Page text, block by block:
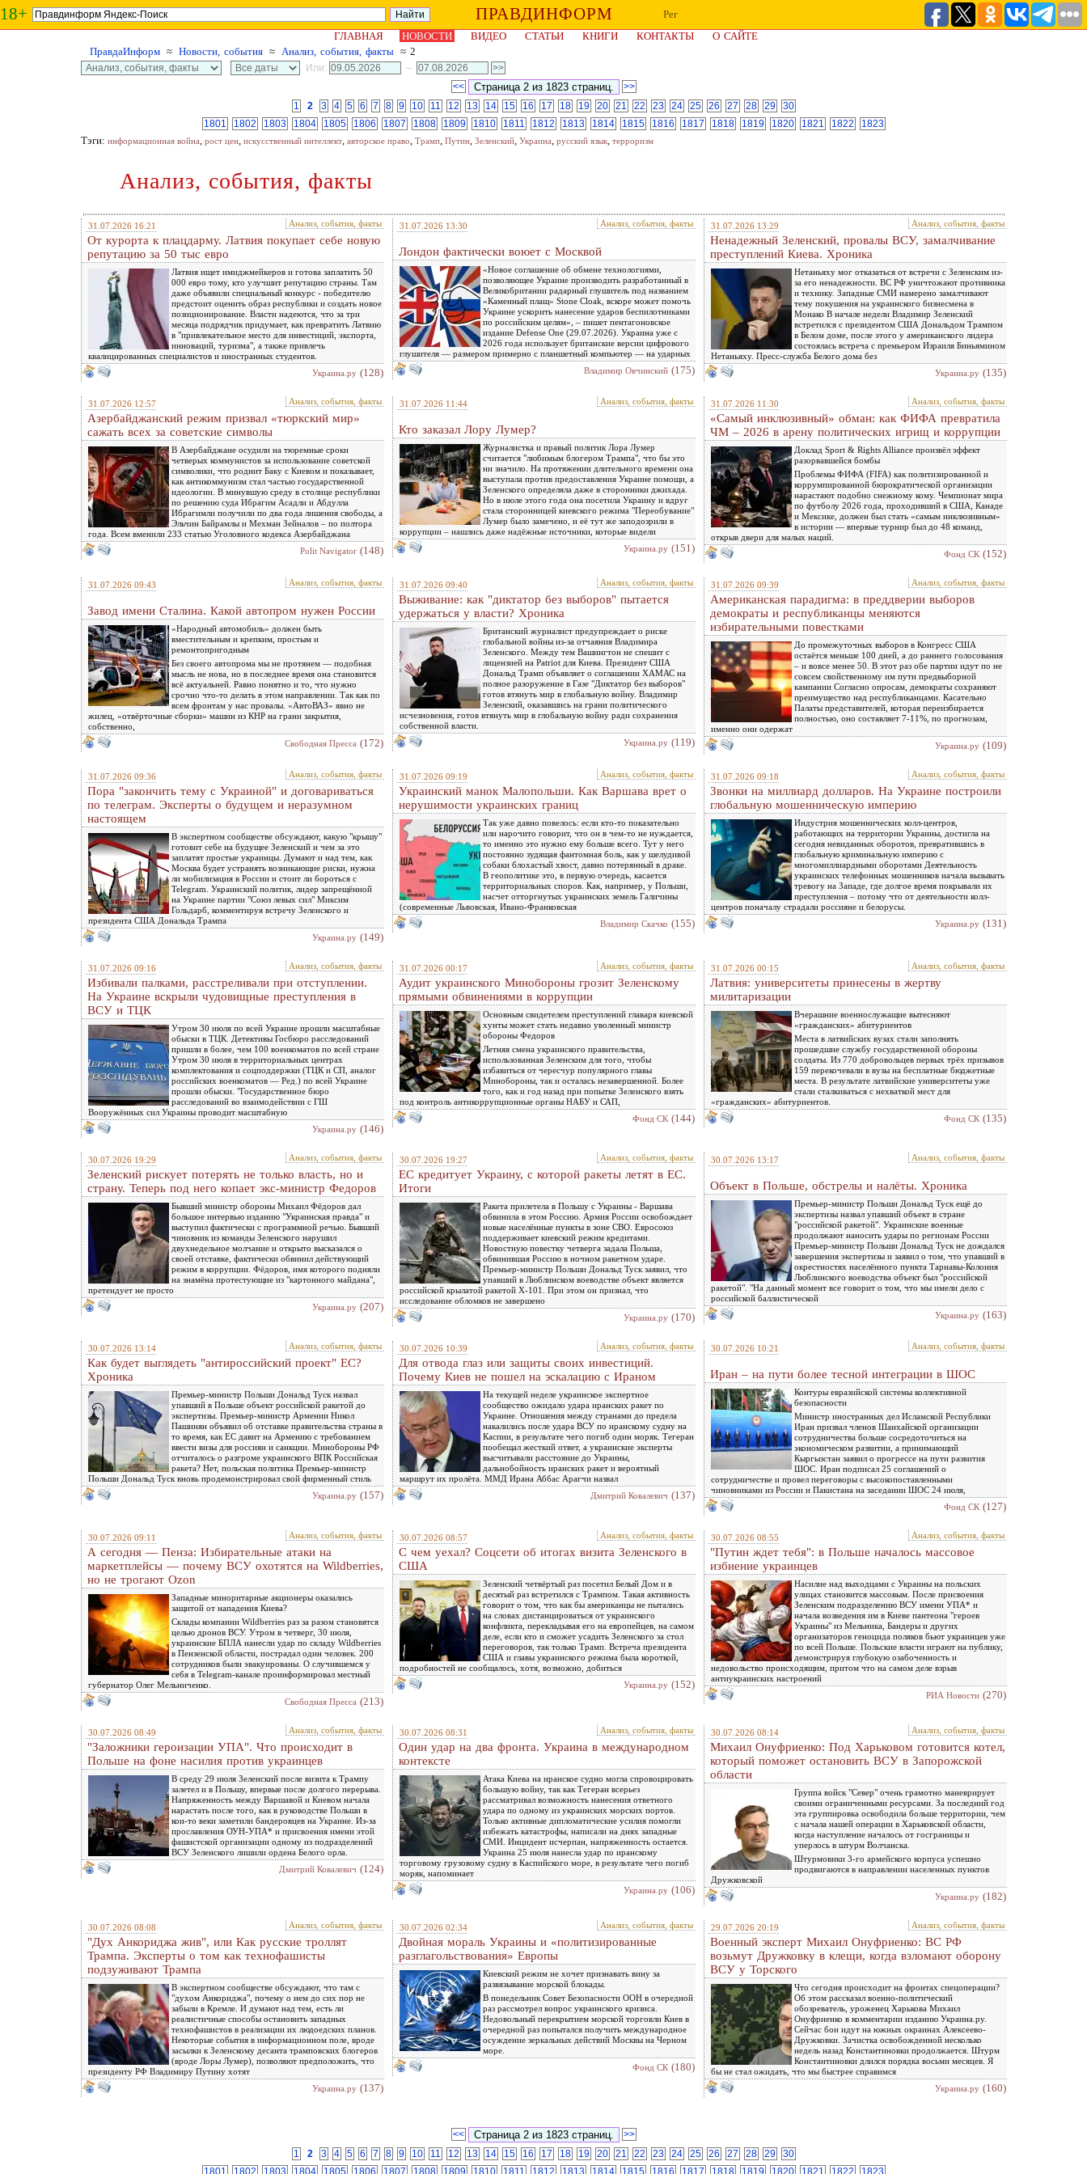
18+ ПРАВДИНФОРМ
Рег
ГЛАВНАЯ
НОВОСТИ ВИДЕО СТАТЬИ КНИГИ КОНТАКТЫ
О САЙТЕ
ПравдаИнформ ≈ Новости, события ≈ Анализ, события, факты ≈ 2
Или:
–
<<
>>
1
2 3 4 5 6 7 8 9 10 11 12 13 14 15 16 17 18 19 20 21 22 23 24 25 26 27 28 29
30
1801
1802 1803 1804 1805 1806 1807 1808 1809 1810 1811 1812 1813 1814 1815 1816 1817 1818 1819 1820 1821 1822 1823
Тэги: информационная война, рост цен, искусственный интеллект, авторское право, Трамп, Путин, Зеленский, Украина, русский язык, терроризм
Анализ, события, факты
31.07.2026 16:21 Анализ, события, факты
От курорта к плацдарму. Латвия покупает себе новую
репутацию за 50 тыс евро
Латвия ищет имиджмейкеров и готова заплатить 50
000 евро тому, кто улучшит репутацию страны. Там
даже объявили специальный конкурс - победителю
предстоит оценить образ республики и создать новое
позиционирование. Власти надеются, что за три
месяца подрядчик придумает, как превратить Латвию
в "привлекательное место для инвестиций, экспорта,
инноваций, туризма", а также привлечь
квалицированных специалистов и иностранных студентов.
Украина.ру (128)
31.07.2026 13:30 Анализ, события, факты
Лондон фактически воюет с Москвой
«Новое соглашение об обмене технологиями,
позволяющее Украине производить разработанный в
Великобритании радарный глушитель под названием
«Каменный плащ» Stone Cloak, вскоре может помочь
Украине ускорить нанесение ударов беспилотниками
по российским целям», – пишет пентагоновское
издание Defense One (29.07.2026). Украина уже с
2026 года использует британские версии цифрового
глушителя — размером примерно с планшетный компьютер — на ударных
Владимир Овчинский (175)
31.07.2026 13:29 Анализ, события, факты
Ненадежный Зеленский, провалы ВСУ, замалчивание
преступлений Киева. Хроника
Нетаньяху мог отказаться от встречи с Зеленским из-
за его ненадежности. ВС РФ уничтожают противника
и технику. Западные СМИ намерено замалчивают
тему покушения на украинского бизнесмена в
Монако В начале недели Владимир Зеленский
встретился с президентом США Дональдом Трампом
в Белом доме, после этого у американского лидера
состоялась встреча с премьером Израиля Биньямином
Нетаньяху. Пресс-служба Белого дома без
Украина.ру (135)
31.07.2026 12:57 Анализ, события, факты
Азербайджанский режим призвал «тюркский мир»
сажать всех за советские символы
В Азербайджане осудили на тюремные сроки
четверых коммунистов за использование советской
символики, что роднит Баку с Киевом и показывает,
как антикоммунизм стал частью государственной
идеологии. В минувшую среду в столице республики
по решению суда Ибрагим Асадли и Абдулла
Ибрагимли получили по два года лишения свободы, а
Эльчин Байрамлы и Мехман Зейналов – по полтора
года. Всем вменили 233 статью Уголовного кодекса Азербайджана
Polit Navigator (148)
31.07.2026 11:44 Анализ, события, факты
Кто заказал Лору Лумер?
Журналистка и правый политик Лора Лумер
считается "любимым блогером Трампа", что бы это
ни значило. На протяжении длительного времени она
выступала против предоставления Украине помощи, а
Зеленского определяла даже в сторонники джихада.
Но в июле этого года она посетила Украину и вдруг
стала сторонницей киевского режима "Переобувание"
Лумер было замечено, и её тут же заподозрили в
коррупции – нашлись даже надёжные источники, которые видели
Украина.ру (151)
31.07.2026 11:30 Анализ, события, факты
«Самый инклюзивный» обман: как ФИФА превратила
ЧМ – 2026 в арену политических игрищ и коррупции
Доклад Sport & Rights Alliance произвёл эффект
разорвавшейся бомбы
Проблемы ФИФА (FIFA) как политизированной и
коррумпированной бюрократической организации
нарастают подобно снежному кому. Чемпионат мира
по футболу 2026 года, проходивший в США, Канаде
и Мексике, должен был стать «самым инклюзивным»
в истории — впервые турнир был до 48 команд,
открыв двери для малых наций.
Фонд СК (152)
31.07.2026 09:43 Анализ, события, факты
Завод имени Сталина. Какой автопром нужен России
«Народный автомобиль» должен быть
вместительным и крепким, простым и
ремонтопригодным
Без своего автопрома мы не протянем — подобная
мысль не нова, но в последнее время она становится
всё актуальней. Равно понятно и то, что нужно
срочно что-то делать в этом направлении. Так как по
всем фронтам у нас провалы. «АвтоВАЗ» явно не
жилец, «отвёрточные сборки» машин из КНР на грани закрытия,
собственно,
Свободная Пресса (172)
31.07.2026 09:40 Анализ, события, факты
Выживание: как "диктатор без выборов" пытается
удержаться у власти? Хроника
Британский журналист предупреждает о риске
глобальной войны из-за отчаяния Владимира
Зеленского. Между тем Вашингтон не спешит с
лицензией на Patriot для Киева. Президент США
Дональд Трамп объявляет о соглашении ХАМАС на
полное разоружение в Газе "Диктатор без выборов"
готов втянуть мир в глобальную войну. Владимир
Зеленский, оказавшись на грани политического
исчезновения, готов втянуть мир в глобальную войну ради сохранения
собственной власти.
Украина.ру (119)
31.07.2026 09:39 Анализ, события, факты
Американская парадигма: в преддверии выборов
демократы и республиканцы меняются
избирательными повестками
До промежуточных выборов в Конгресс США
остаётся меньше 100 дней, а до раннего голосования
– и вовсе менее 50. В этот раз обе партии идут по не
совсем свойственному им пути предвыборной
кампании Согласно опросам, демократы сохраняют
преимущество над республиканцами. Касательно
Палаты представителей, которая переизбирается
полностью, оно составляет 7-11%, по прогнозам,
именно они одержат
Украина.ру (109)
31.07.2026 09:36 Анализ, события, факты
Пора "закончить тему с Украиной" и договариваться
по телеграм. Эксперты о будущем и неразумном
настоящем
В экспертном сообществе обсуждают, какую "крышу"
готовит себе на будущее Зеленский и чем за это
заплатят простые украинцы. Думают и над тем, как
Москва будет устранять возникающие риски, нужна
ли мобилизация в России и стоит ли бороться с
Telegram. Украинский политик, лидер запрещённой
на Украине партии "Союз левых сил" Миксим
Гольдарб, комментируя встречу Зеленского и
президента США Дональда Трампа
Украина.ру (149)
31.07.2026 09:19 Анализ, события, факты
Украинский манок Малопольши. Как Варшава врет о
нерушимости украинских границ
Так уже давно повелось: если кто-то показательно
или нарочито говорит, что он в чем-то не нуждается,
то именно это нужно ему больше всего. Тут у него
постоянно зудящая фантомная боль, как у шелудивой
собаки блохастый хвост, давно потерянный в драке.
В геополитике это, в первую очередь, касается
территориальных споров. Как, например, у Польши,
насчет отторгнутых украинских земель Галичины
(современные Львовская, Ивано-Франковская
Владимир Скачко (155)
31.07.2026 09:18 Анализ, события, факты
Звонки на миллиард долларов. На Украине построили
глобальную мошенническую империю
Индустрия мошеннических колл-центров,
работающих на территории Украины, достигла на
сегодня невиданных оборотов, превратившись в
глобальную криминальную империю с
многомиллиардными оборотами Деятельность
украинских телефонных мошенников начала вызывать
тревогу на Западе, где долгое время покрывали их
преступления – потому что от деятельности колл-
центров поначалу страдали россияне и белорусы.
Украина.ру (131)
31.07.2026 09:16 Анализ, события, факты
Избивали палками, расстреливали при отступлении.
На Украине вскрыли чудовищные преступления в
ВСУ и ТЦК
Утром 30 июля по всей Украине прошли масштабные
обыски в ТЦК. Детективы Госбюро расследований
пришли в более, чем 100 военкоматов по всей стране
Утром 30 июля в территориальных центрах
комплектования и соцподдержки (ТЦК и СП, аналог
российских военкоматов — Ред.) по всей Украине
прошли обыски. "Государственное бюро
расследований во взаимодействии с ГШ
Вооружённых сил Украины проводит масштабную
Украина.ру (146)
31.07.2026 00:17 Анализ, события, факты
Аудит украинского Минобороны грозит Зеленскому
прямыми обвинениями в коррупции
Основным свидетелем преступлений главаря киевской
хунты может стать недавно уволенный министр
обороны Федоров
Летняя смена украинского правительства,
использованная Зеленским для того, чтобы
избавиться от чересчур популярного главы
Минобороны, так и осталась незавершенной. Более
того, как и год назад при попытке Зеленского взять
под контроль антикоррупционные органы НАБУ и САП,
Фонд СК (144)
31.07.2026 00:15 Анализ, события, факты
Латвия: университеты принесены в жертву
милитаризации
Вчерашние военнослужащие вытесняют
«гражданских» абитуриентов
Места в латвийских вузах стали заполнять
прошедшие службу государственной обороны
солдаты. Из 770 добровольцев первых трёх призывов
159 перекочевали в вузы на бесплатные бюджетные
места. В результате латвийские университеты уже
стали сталкиваться с нехваткой мест для
«гражданских» абитуриентов.
Фонд СК (135)
30.07.2026 19:29 Анализ, события, факты
Зеленский рискует потерять не только власть, но и
страну. Теперь под него копает экс-министр Федоров
Бывший министр обороны Михаил Фёдоров дал
большое интервью изданию "Украинская правда" и
выступил фактически с программной речью. Бывший
чиновник из команды Зеленского нарушил
двухнедельное молчание и открыто высказался о
своей отставке, фактически обвинил действующий
режим в коррупции. Фёдоров, имя которого подняли
на знамёна протестующие из "картонного майдана",
претендует не просто
Украина.ру (207)
30.07.2026 19:27 Анализ, события, факты
ЕС кредитует Украину, с которой ракеты летят в ЕС.
Итоги
Ракета прилетела в Польшу с Украины - Варшава
обвинила в этом Россию. Армия России освобождает
новые населённые пункты в зоне СВО. Евросоюз
поддерживает киевский режим кредитами.
Новостную повестку четверга задала Польша,
обвинившая Россию в ночном ракетном ударе.
Премьер-министр Польши Дональд Туск заявил, что
упавший в Люблинском воеводстве объект является
российской крылатой ракетой Х-101. При этом он признал, что
исследование обломков не завершено
Украина.ру (170)
30.07.2026 13:17 Анализ, события, факты
Объект в Польше, обстрелы и налёты. Хроника
Премьер-министр Польши Дональд Туск ещё до
экспертизы назвал упавший объект в стране
"российской ракетой". Украинские военные
продолжают наносить удары по регионам России
Премьер-министр Польши Дональд Туск не дождался
завершения экспертизы и заявил о том, что упавший в
окрестностях населённого пункта Тарнавы-Колония
Люблинского воеводства объект был "российской
ракетой". "На данный момент все говорит о том, что мы имели дело с
российской баллистической
Украина.ру (163)
30.07.2026 13:14 Анализ, события, факты
Как будет выглядеть "антироссийский проект" ЕС?
Хроника
Премьер-министр Польши Дональд Туск назвал
упавший в Польше объект российской ракетой до
экспертизы. Премьер-министр Армении Никол
Пашинян объявил об отставке правительства страны в
то время, как ЕС давит на Армению с требованием
ввести визы для россиян и санкции. Минобороны РФ
отчиталось о разгроме украинского ВПК Российская
ракета? Нет, польская политика Премьер-министр
Польши Дональд Туск вновь продемонстрировал свой фирменный стиль
Украина.ру (157)
30.07.2026 10:39 Анализ, события, факты
Для отвода глаз или защиты своих инвестиций.
Почему Киев не пошел на эскалацию с Ираном
На текущей неделе украинское экспертное
сообщество ожидало удара иранских ракет по
Украине. Отношения между странами до предела
накалились после удара ВСУ по иранскому судну на
Каспии, в результате чего погиб один моряк. Тегеран
пообещал жесткий ответ, а украинские эксперты
высчитывали расстояние до Украины,
дальнобойность иранских ракет и вероятный
маршрут их пролёта. ММД Ирана Аббас Арагчи назвал
Дмитрий Ковалевич (137)
30.07.2026 10:21 Анализ, события, факты
Иран – на пути более тесной интеграции в ШОС
Контуры евразийской системы коллективной
безопасности
Министр иностранных дел Исламской Республики
Иран призвал членов Шанхайской организации
сотрудничества больше сосредоточиться на
экономическом развитии, а принимающий
Кыргызстан заявил о прогрессе на пути развития
ШОС. Иран подписал 25 соглашений о
сотрудничестве и провел переговоры с высокопоставленными
чиновниками из России и Пакистана на заседании ШОС 24 июля,
Фонд СК (127)
30.07.2026 09:11 Анализ, события, факты
А сегодня — Пенза: Избирательные атаки на
маркетплейсы — почему ВСУ охотятся на Wildberries,
но не трогают Оzon
Западные миноритарные акционеры оказались
защитой от нападения Киева?
Склады компании Wildberries раз за разом становятся
целью дронов ВСУ. Утром в четверг, 30 июля,
украинские БПЛА нанесли удар по складу Wildberries
в Пензенской области, пострадал один человек. 200
сотрудников были эвакуированы. О случившемся у
себя в Telegram-канале проинформировал местный
губернатор Олег Мельниченко.
Свободная Пресса (213)
30.07.2026 08:57 Анализ, события, факты
С чем уехал? Соцсети об итогах визита Зеленского в
США
Зеленский четвёртый раз посетил Белый Дом и в
десятый раз встретился с Трампом. Такая активность
говорит о том, что как бы американцы не пытались
на словах дистанцироваться от украинского
конфликта, перекладывая его на европейцев, на самом
деле, если кто и сможет усадить Зеленского за стол
переговоров, так только Трамп. Встреча президента
США и главы украинского режима была короткой,
подробностей не сообщалось, хотя, возможно, добиться
Украина.ру (152)
30.07.2026 08:55 Анализ, события, факты
"Путин ждет тебя": в Польше началось массовое
избиение украинцев
Насилие над выходцами с Украины на польских
улицах становится массовым. После присвоения
Зеленским подразделению ВСУ имени УПА* и
начала возведения им в Киеве пантеона "героев
Украины" из Мельника, Бандеры и других
организаторов геноцида поляков бьют украинцев уже
по всей Польше. Польские власти играют на публику,
демонстрируя глубокую озабоченность и
недовольство происходящим, притом что на самом деле взрыв
антиукраинских настроений
РИА Новости (270)
30.07.2026 08:49 Анализ, события, факты
"Заложники героизации УПА". Что происходит в
Польше на фоне насилия против украинцев
В среду 29 июля Зеленский после визита к Трампу
залетел и в Польшу, впервые после долгого перерыва.
Напряженность между Варшавой и Киевом начала
нарастать после того, как в руководстве Польши в
кои-то веки заметили бандеровцев на Украине. Из-за
прославления ОУН-УПА* и присвоения имени этой
фашистской организации одному из подразделений
ВСУ Зеленского лишили ордена Белого орла.
Дмитрий Ковалевич (124)
30.07.2026 08:31 Анализ, события, факты
Один удар на два фронта. Украина в международном
контексте
Атака Киева на иранское судно могла спровоцировать
большую войну, так как Тегеран всерьез
рассматривал возможность нанесения ответного
удара по одному из украинских морских портов.
Только активные дипломатические усилия помогли
избежать катастрофы, написали на днях западные
СМИ. Инцидент исчерпан, напряженность остается.
Украина 25 июля нанесла удар по иранскому
торговому грузовому судну в Каспийского море, в результате чего погиб
моряк, напоминает
Украина.ру (106)
30.07.2026 08:14 Анализ, события, факты
Михаил Онуфриенко: Под Харьковом готовится котел,
который поможет остановить ВСУ в Запорожской
области
Группа войск "Север" очень грамотно маневрирует
своими ограниченными ресурсами. За последний год
эта группировка освободила больше территории, чем
с начала нашей операции в Харьковской области,
когда наступление началось от госграницы и
уперлось в штурм Волчанска.
Штурмовики 3-го армейского корпуса успешно
продвигаются в направлении населенных пунктов
Дружковской
Украина.ру (182)
30.07.2026 08:08 Анализ, события, факты
"Дух Анкориджа жив", или Как русские троллят
Трампа. Эксперты о том как технофашисты
подзуживают Трампа
В экспертном сообществе обсуждают, что там с
"духом Анкориджа", почему о нем до сих пор не
забыли в Кремле. И думают над тем, есть ли
реалистичные способы остановить западных
технофашистов в реализации их людоедских планов.
Некоторые события в информационном поле, вроде
засылки к Зеленскому десанта трамповских блогеров
(вроде Лоры Лумер), позволяют предположить, что
президенту РФ Владимиру Путину хотят
Украина.ру (137)
30.07.2026 02:34 Анализ, события, факты
Двойная мораль Украины и «политизированные
разглагольствования» Европы
Киевский режим не хочет признавать вину за
развязывание морской блокады.
В понедельник Совет Безопасности ООН в очередной
раз рассмотрел вопрос украинского кризиса.
Недовольный перекрытием морской торговли Киев в
очередной раз попытался получить международное
осуждение зеркальных действий Москвы на Черном
море.
Фонд СК (180)
29.07.2026 20:19 Анализ, события, факты
Военный эксперт Михаил Онуфриенко: ВС РФ
возьмут Дружковку в клещи, когда взломают оборону
ВСУ у Торского
Что сегодня происходит на фронтах спецоперации?
Об этом рассказал военно-политический
обозреватель, уроженец Харькова Михаил
Онуфриенко в комментарии изданию Украина.ру.
Сейчас бои идут на южных окраинах Алексеево-
Дружковки. Зачистка освобожденной несколько
недель назад Константиновки продолжается. Штурм
Константиновки длился порядка восьми месяцев. Я
бы не стал ожидать, что мы быстрее справимся
Украина.ру (160)
<<
>>
1
2 3 4 5 6 7 8 9 10 11 12 13 14 15 16 17 18 19 20 21 22 23 24 25 26 27 28 29
30
1801
1802 1803 1804 1805 1806 1807 1808 1809 1810 1811 1812 1813 1814 1815 1816 1817 1818 1819 1820 1821 1822 1823